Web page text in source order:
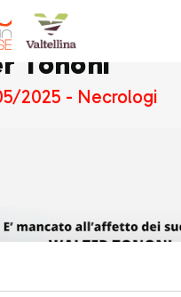
Tononi
2025 - Necrologi